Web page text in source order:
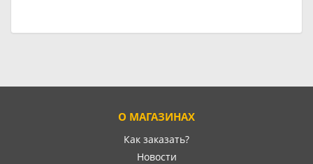
О МАГАЗИНАХ
Как заказать?
Новости